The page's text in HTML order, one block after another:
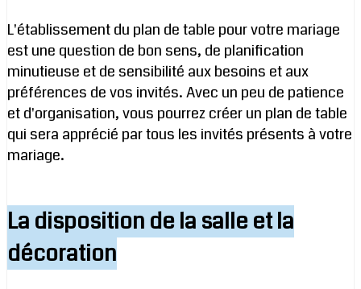
L'établissement du plan de table pour votre mariage
est une question de bon sens, de planification
minutieuse et de sensibilité aux besoins et aux
préférences de vos invités. Avec un peu de patience
et d'organisation, vous pourrez créer un plan de table
qui sera apprécié par tous les invités présents à votre
mariage.
La disposition de la salle et la
décoration